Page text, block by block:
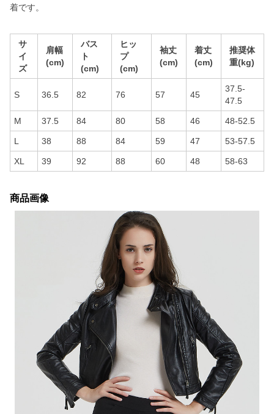
着です。
サ
イ
ズ
肩幅
(cm)
バス
ト
(cm)
ヒッ
プ
(cm)
袖丈
(cm)
着丈
(cm)
推奨体
重(kg)
S 36.5 82 76 57 45
37.5-
47.5
M 37.5 84 80 58 46 48-52.5
L 38 88 84 59 47 53-57.5
XL 39 92 88 60 48 58-63
商品画像